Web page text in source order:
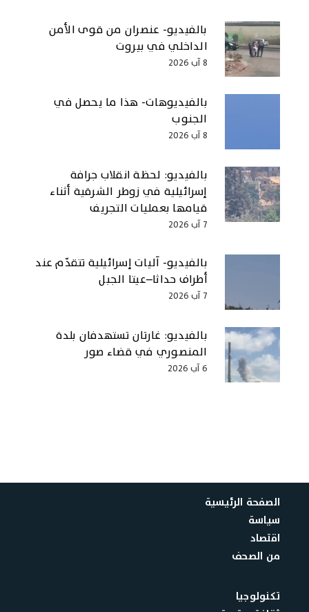
بالفيديو- عنصران من قوى الأمن
الداخلي في بيروت
8 آب 2026
بالفيديوهات- هذا ما يحصل في
الجنوب
8 آب 2026
بالفيديو: لحظة انقلاب جرافة
إسرائيلية في زوطر الشرقية أثناء
قيامها بعمليات التجريف
7 آب 2026
بالفيديو- آليات إسرائيلية تتقدّم عند
أطراف حداثا–عيتا الجبل
7 آب 2026
بالفيديو: غارتان تستهدفان بلدة
المنصوري في قضاء صور
6 آب 2026
الصفحة الرئيسية
سياسة
اقتصاد
من الصحف
تكنولوجيا